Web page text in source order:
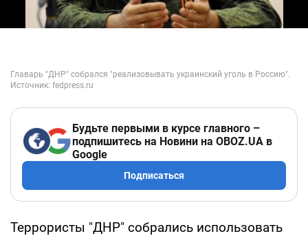
Будьте первыми в курсе главного –
подпишитесь на Новини на OBOZ.UA в
Google
Подписаться
Террористы "ДНР" собрались использовать